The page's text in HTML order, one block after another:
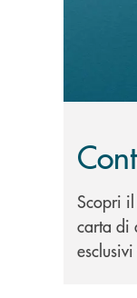
Scopri il
carta di